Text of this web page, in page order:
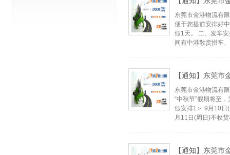
东莞市金港物流有
便于您提前安排好
假1天。 二、发车
间有中港散货拼车
【通知】东莞
东莞市金港物流有
“中秋节”假期将至
假安排1＞ 9月10日
月11日(周日)不收
【通知】东莞